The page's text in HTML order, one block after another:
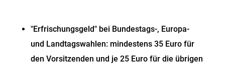
"Erfrischungsgeld" bei Bundestags-, Europa-
und Landtagswahlen: mindestens 35 Euro für
den Vorsitzenden und je 25 Euro für die übrigen